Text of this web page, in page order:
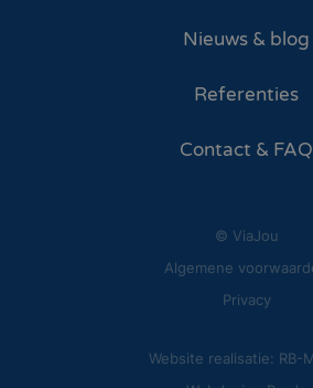
Nieuws & blog
Referenties
Contact & FAQ
© ViaJou
Algemene
Privacy
Website realisatie: RB-